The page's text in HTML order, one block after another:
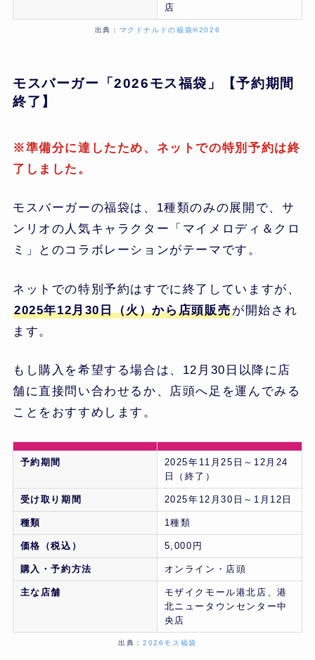
店
出典： マクドナルドの福袋®2026
モスバーガー「2026モス福袋」【予約期間
終了】
※準備分に達したため、ネットでの特別予約は終
了しました。
モスバーガーの福袋は、1種類のみの展開で、サ
ンリオの人気キャラクター「マイメロディ＆クロ
ミ」とのコラボレーションがテーマです。
ネットでの特別予約はすでに終了していますが、
2025年12月30日（火）から店頭販売が開始され
ます。
もし購入を希望する場合は、12月30日以降に店
舗に直接問い合わせるか、店頭へ足を運んでみる
ことをおすすめします。
予約期間
2025年11月25日～12月24
日（終了）
受け取り期間 2025年12月30日～1月12日
種類 1種類
価格（税込） 5,000円
購入・予約方法 オンライン・店頭
主な店舗
モザイクモール港北店、港
北ニュータウンセンター中
央店
出典： 2026モス福袋